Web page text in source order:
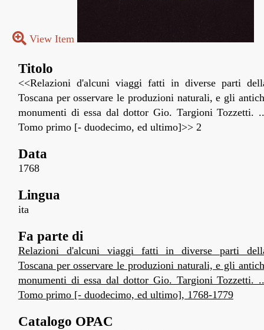
View Item
Titolo
<<Relazioni d'alcuni viaggi fatti in diverse parti
Toscana per osservare le produzioni naturali, e gli
monumenti di essa dal dottor Gio. Targioni Tozzetti.
Tomo primo [- duodecimo, ed ultimo]>> 2
Data
1768
Lingua
ita
Fa parte di
Relazioni d'alcuni viaggi fatti in diverse parti
Toscana per osservare le produzioni naturali, e gli
monumenti di essa dal dottor Gio. Targioni Tozzetti.
Tomo primo [- duodecimo, ed ultimo], 1768-1779
Catalogo OPAC